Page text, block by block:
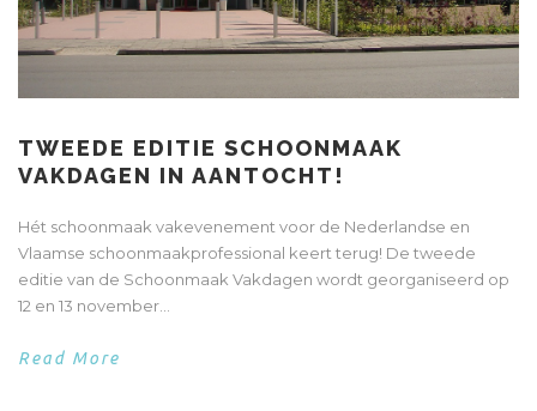
TWEEDE EDITIE SCHOONMAAK
VAKDAGEN IN AANTOCHT!
Hét schoonmaak vakevenement voor de Nederlandse en
Vlaamse schoonmaakprofessional keert terug! De tweede
editie van de Schoonmaak Vakdagen wordt georganiseerd op
12 en 13 november...
Read More